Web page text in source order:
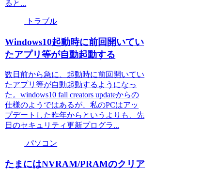
ると...
トラブル
Windows10起動時に前回開いてい
たアプリ等が自動起動する
数日前から急に、起動時に前回開いてい
たアプリ等が自動起動するようになっ
た。windows10 fall creators updateからの
仕様のようではあるが、私のPCはアッ
プデートした昨年からというよりも、先
日のセキュリティ更新プログラ...
パソコン
たまにはNVRAM/PRAMのクリア